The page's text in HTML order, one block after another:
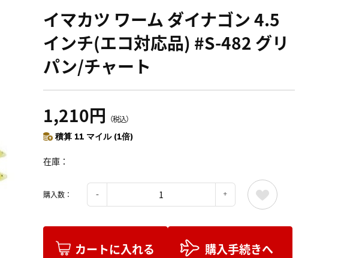
イマカツ ワーム ダイナゴン 4.5
インチ(エコ対応品) #S-482 グリ
パン/チャート
1,210円 （税込）
積算 11 マイル (1倍)
在庫
購入数：
カートに入れる 購入手続きへ